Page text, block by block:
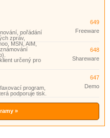
pořádání
zpráv,
MSN, AIM,
649
Freeware
určený pro
648
Shareware
program,
podporuje tisk.
647
Demo
»